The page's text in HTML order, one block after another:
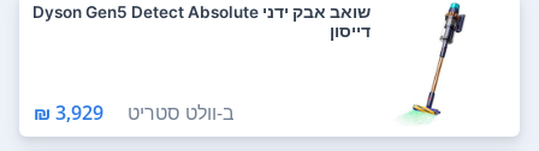
‏שואב אבק ידני Dyson Gen5 Detect Absolute
דייסון
ב-וולט סטריט 3,929 ₪